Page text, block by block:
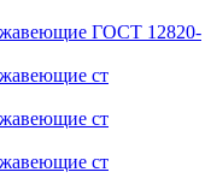
ГОСТ 12820-
ст
ст
ст